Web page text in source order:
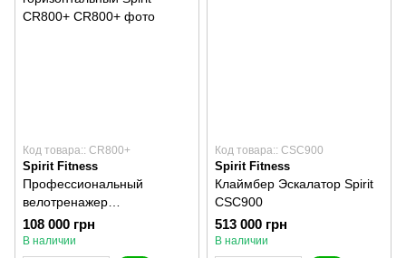
Код товара:: CR800+
Spirit Fitness
Профессиональный
велотренажер
горизонтальный Spirit
CR800+
108 000 грн
В наличии
Код товара:: CSC900
Spirit Fitness
Клаймбер Эскалатор Spirit
CSC900
513 000 грн
В наличии